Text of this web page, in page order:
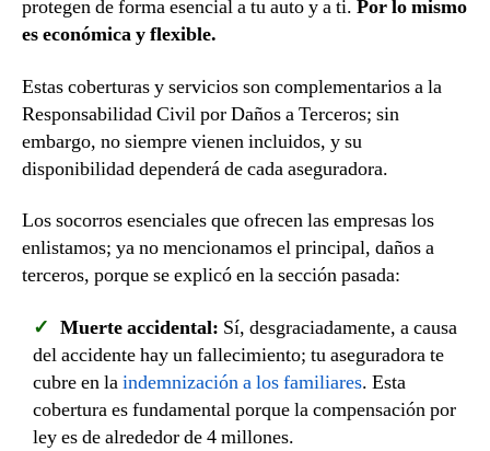
protegen de forma esencial a tu auto y a ti. Por lo mismo
es económica y flexible.
Estas coberturas y servicios son complementarios a la
Responsabilidad Civil por Daños a Terceros; sin
embargo, no siempre vienen incluidos, y su
disponibilidad dependerá de cada aseguradora.
Los socorros esenciales que ofrecen las empresas los
enlistamos; ya no mencionamos el principal, daños a
terceros, porque se explicó en la sección pasada:
Muerte accidental: Sí, desgraciadamente, a causa
del accidente hay un fallecimiento; tu aseguradora te
cubre en laindemnización a los familiares. Esta
cobertura es fundamental porque la compensación por
ley es de alrededor de 4 millones.